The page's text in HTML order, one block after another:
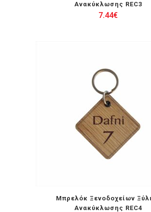
Ανακύκλωσης REC3
7.44€
Μπρελόκ Ξενοδοχείων
Ανακύκλωσης REC4